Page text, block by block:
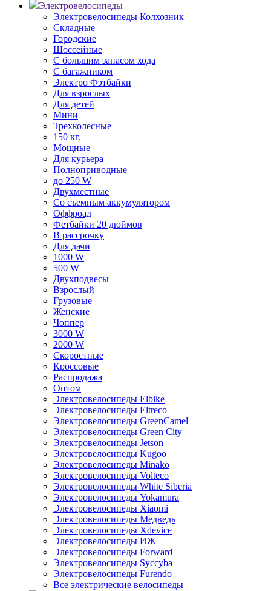
Электровелосипеды
Электровелосипеды Колхозник
Складные
Городские
Шоссейные
С большим запасом хода
С багажником
Электро Фэтбайки
Для взрослых
Для детей
Мини
Трехколесные
150 кг.
Мощные
Для курьера
Полноприводные
до 250 W
Двухместные
Со съемным аккумулятором
Оффроад
Фетбайки 20 дюймов
В рассрочку
Для дачи
1000 W
500 W
Двухподвесы
Взрослый
Грузовые
Женские
Чоппер
3000 W
2000 W
Скоростные
Кроссовые
Распродажа
Оптом
Электровелосипеды Elbike
Электровелосипеды Eltreco
Электровелосипеды GreenCamel
Электровелосипеды Green City
Электровелосипеды Jetson
Электровелосипеды Kugoo
Электровелосипеды Minako
Электровелосипеды Volteco
Электровелосипеды White Siberia
Электровелосипеды Yokamura
Электровелосипеды Xiaomi
Электровелосипеды Медведь
Электровелосипеды Xdevice
Электровелосипеды ИЖ
Электровелосипеды Forward
Электровелосипеды Syccyba
Электровелосипеды Furendo
Все электрические велосипеды